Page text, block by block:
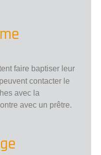
faire baptiser leur
contacter le
avec la
avec un prêtre.